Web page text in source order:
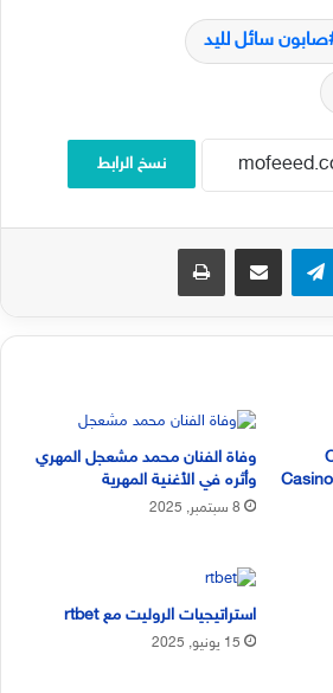
صابون سائل لليد
نسخ الرابط
تيلقرام مشاركة عبر البريد طباعة
وفاة الفنان محمد مشعجل المهري
وأثره في الأغنية المهرية
8 سبتمبر, 2025
استراتيجيات الروليت مع rtbet
15 يونيو, 2025